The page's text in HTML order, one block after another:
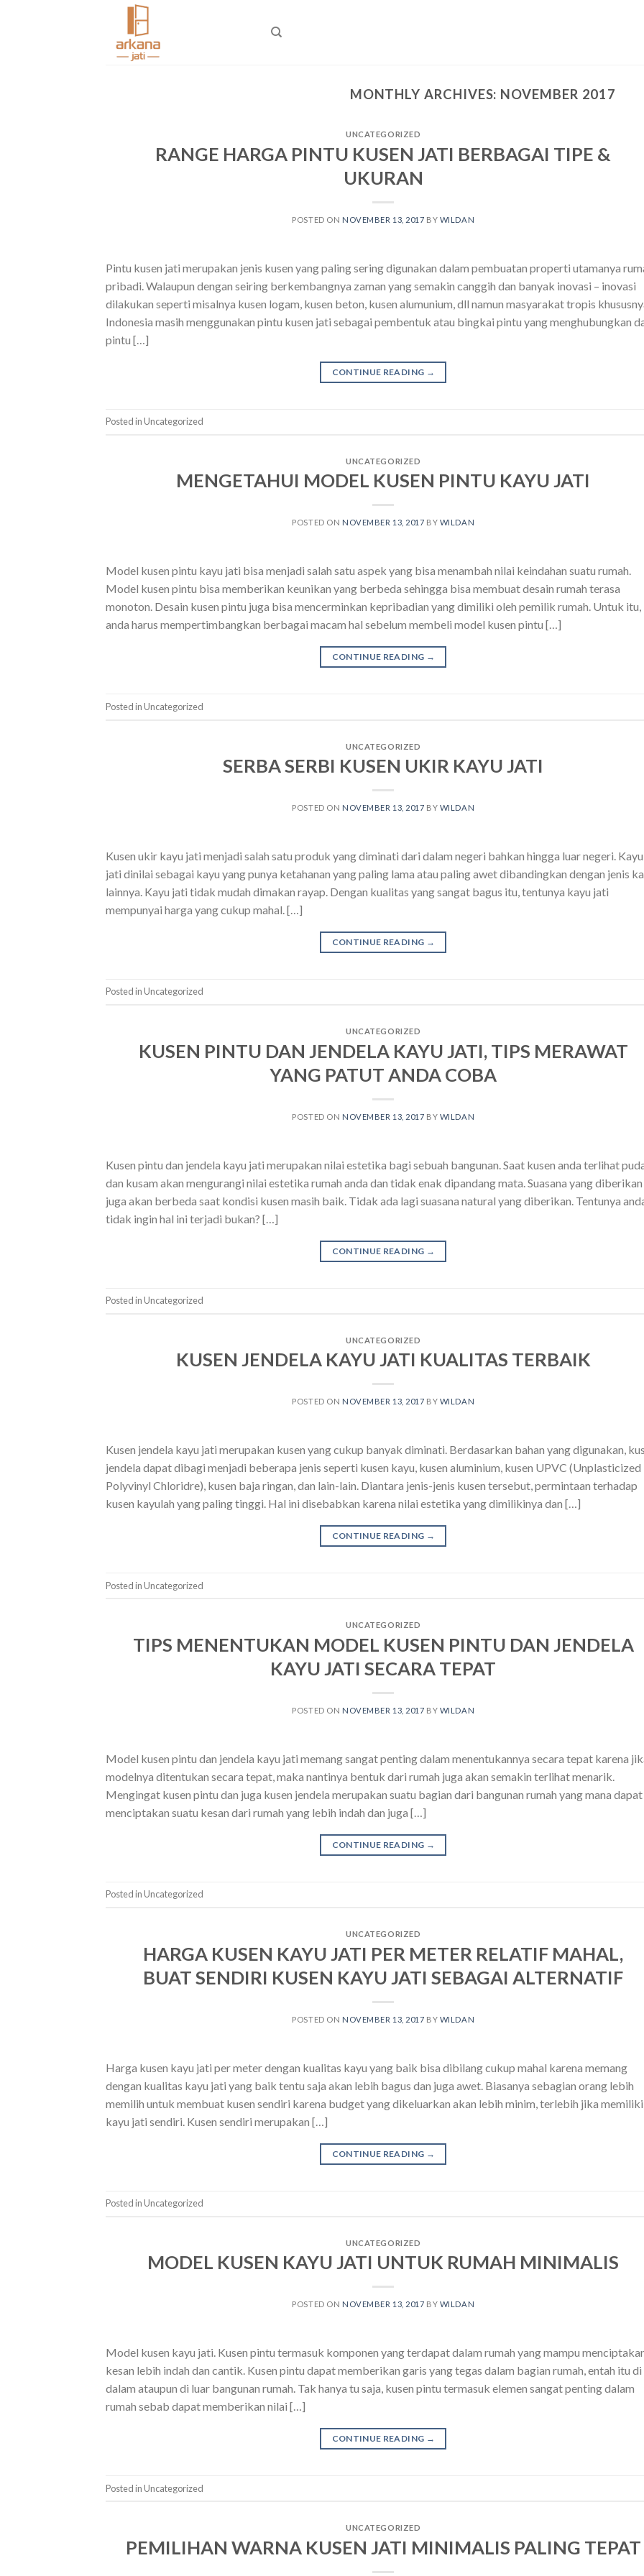
MONTHLY ARCHIVES: NOVEMBER 2017
UNCATEGORIZED
RANGE HARGA PINTU KUSEN JATI BERBAGAI TIPE &
UKURAN
POSTED ON NOVEMBER 13, 2017 BY WILDAN
Pintu kusen jati merupakan jenis kusen yang paling sering digunakan dalam pembuatan properti utamanya
pribadi. Walaupun dengan seiring berkembangnya zaman yang semakin canggih dan banyak inovasi – inovasi
dilakukan seperti misalnya kusen logam, kusen beton, kusen alumunium, dll namun masyarakat tropis
Indonesia masih menggunakan pintu kusen jati sebagai pembentuk atau bingkai pintu yang menghubungkan
pintu […]
CONTINUE READING →
Posted in Uncategorized
UNCATEGORIZED
MENGETAHUI MODEL KUSEN PINTU KAYU JATI
POSTED ON NOVEMBER 13, 2017 BY WILDAN
Model kusen pintu kayu jati bisa menjadi salah satu aspek yang bisa menambah nilai keindahan suatu rumah.
Model kusen pintu bisa memberikan keunikan yang berbeda sehingga bisa membuat desain rumah terasa
monoton. Desain kusen pintu juga bisa mencerminkan kepribadian yang dimiliki oleh pemilik rumah. Untuk itu,
anda harus mempertimbangkan berbagai macam hal sebelum membeli model kusen pintu […]
CONTINUE READING →
Posted in Uncategorized
UNCATEGORIZED
SERBA SERBI KUSEN UKIR KAYU JATI
POSTED ON NOVEMBER 13, 2017 BY WILDAN
Kusen ukir kayu jati menjadi salah satu produk yang diminati dari dalam negeri bahkan hingga luar negeri. Kayu
jati dinilai sebagai kayu yang punya ketahanan yang paling lama atau paling awet dibandingkan dengan jenis
lainnya. Kayu jati tidak mudah dimakan rayap. Dengan kualitas yang sangat bagus itu, tentunya kayu jati
mempunyai harga yang cukup mahal. […]
CONTINUE READING →
Posted in Uncategorized
UNCATEGORIZED
KUSEN PINTU DAN JENDELA KAYU JATI, TIPS MERAWAT
YANG PATUT ANDA COBA
POSTED ON NOVEMBER 13, 2017 BY WILDAN
Kusen pintu dan jendela kayu jati merupakan nilai estetika bagi sebuah bangunan. Saat kusen anda terlihat
dan kusam akan mengurangi nilai estetika rumah anda dan tidak enak dipandang mata. Suasana yang diberikan
juga akan berbeda saat kondisi kusen masih baik. Tidak ada lagi suasana natural yang diberikan. Tentunya
tidak ingin hal ini terjadi bukan? […]
CONTINUE READING →
Posted in Uncategorized
UNCATEGORIZED
KUSEN JENDELA KAYU JATI KUALITAS TERBAIK
POSTED ON NOVEMBER 13, 2017 BY WILDAN
Kusen jendela kayu jati merupakan kusen yang cukup banyak diminati. Berdasarkan bahan yang digunakan,
jendela dapat dibagi menjadi beberapa jenis seperti kusen kayu, kusen aluminium, kusen UPVC (Unplasticized
Polyvinyl Chloridre), kusen baja ringan, dan lain-lain. Diantara jenis-jenis kusen tersebut, permintaan terhadap
kusen kayulah yang paling tinggi. Hal ini disebabkan karena nilai estetika yang dimilikinya dan […]
CONTINUE READING →
Posted in Uncategorized
UNCATEGORIZED
TIPS MENENTUKAN MODEL KUSEN PINTU DAN JENDELA
KAYU JATI SECARA TEPAT
POSTED ON NOVEMBER 13, 2017 BY WILDAN
Model kusen pintu dan jendela kayu jati memang sangat penting dalam menentukannya secara tepat karena
modelnya ditentukan secara tepat, maka nantinya bentuk dari rumah juga akan semakin terlihat menarik.
Mengingat kusen pintu dan juga kusen jendela merupakan suatu bagian dari bangunan rumah yang mana dapat
menciptakan suatu kesan dari rumah yang lebih indah dan juga […]
CONTINUE READING →
Posted in Uncategorized
UNCATEGORIZED
HARGA KUSEN KAYU JATI PER METER RELATIF MAHAL,
BUAT SENDIRI KUSEN KAYU JATI SEBAGAI ALTERNATIF
POSTED ON NOVEMBER 13, 2017 BY WILDAN
Harga kusen kayu jati per meter dengan kualitas kayu yang baik bisa dibilang cukup mahal karena memang
dengan kualitas kayu jati yang baik tentu saja akan lebih bagus dan juga awet. Biasanya sebagian orang lebih
memilih untuk membuat kusen sendiri karena budget yang dikeluarkan akan lebih minim, terlebih jika memiliki
kayu jati sendiri. Kusen sendiri merupakan […]
CONTINUE READING →
Posted in Uncategorized
UNCATEGORIZED
MODEL KUSEN KAYU JATI UNTUK RUMAH MINIMALIS
POSTED ON NOVEMBER 13, 2017 BY WILDAN
Model kusen kayu jati. Kusen pintu termasuk komponen yang terdapat dalam rumah yang mampu
kesan lebih indah dan cantik. Kusen pintu dapat memberikan garis yang tegas dalam bagian rumah, entah itu di
dalam ataupun di luar bangunan rumah. Tak hanya tu saja, kusen pintu termasuk elemen sangat penting dalam
rumah sebab dapat memberikan nilai […]
CONTINUE READING →
Posted in Uncategorized
UNCATEGORIZED
PEMILIHAN WARNA KUSEN JATI MINIMALIS PALING TEPAT